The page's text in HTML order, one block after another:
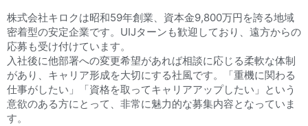
株式会社キロクは昭和59年創業、資本金9,800万円を誇る地域
密着型の安定企業です。UIJターンも歓迎しており、遠方からの
応募も受け付けています。
入社後に他部署への変更希望があれば相談に応じる柔軟な体制
があり、キャリア形成を大切にする社風です。「重機に関わる
仕事がしたい」「資格を取ってキャリアアップしたい」という
意欲のある方にとって、非常に魅力的な募集内容となっていま
す。